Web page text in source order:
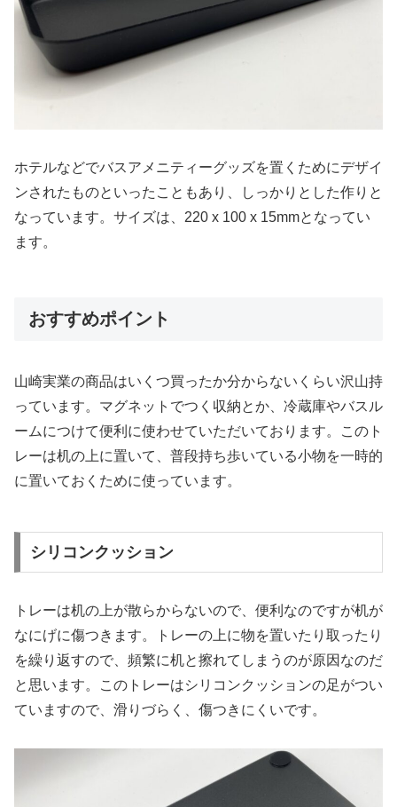
ホテルなどでバスアメニティーグッズを置くためにデザイ
ンされたものといったこともあり、しっかりとした作りと
なっています。サイズは、220 x 100 x 15mmとなってい
ます。
おすすめポイント
山崎実業の商品はいくつ買ったか分からないくらい沢山持
っています。マグネットでつく収納とか、冷蔵庫やバスル
ームにつけて便利に使わせていただいております。このト
レーは机の上に置いて、普段持ち歩いている小物を一時的
に置いておくために使っています。
シリコンクッション
トレーは机の上が散らからないので、便利なのですが机が
なにげに傷つきます。トレーの上に物を置いたり取ったり
を繰り返すので、頻繁に机と擦れてしまうのが原因なのだ
と思います。このトレーはシリコンクッションの足がつい
ていますので、滑りづらく、傷つきにくいです。